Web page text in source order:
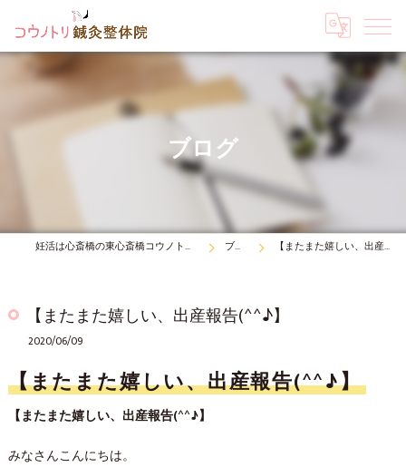
ブログ
妊活は心斎橋の東心斎橋コウノトリ鍼灸整体院 ブログ 【またまた嬉しい、出産報告(^^♪】
【またまた嬉しい、出産報告(^^♪】
2020/06/09
【またまた嬉しい、出産報告(^^♪】
【またまた嬉しい、出産報告(^^♪】
みなさんこんにちは。